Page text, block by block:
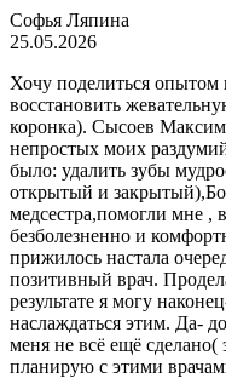
Софья Ляпина
25.05.2026
Хочу поделиться
восстановить
коронка). Сысоев
непростых моих
было: удалить зубы
открытый и
медсестра,помогли мне ,
безболезненно и
прижилось настала
позитивный врач.
результате я могу
наслаждаться этим. Да-
меня не всё ещё сделано(
планирую с этими